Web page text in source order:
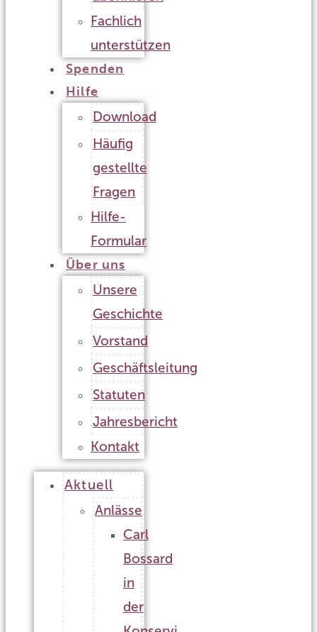
Fachlich
unterstützen
Spenden
Hilfe
Download
Häufig
gestellte
Fragen
Hilfe-
Formular
Über uns
Unsere
Geschichte
Vorstand
Geschäftsleitung
Statuten
Jahresbericht
Kontakt
Aktuell
Anlässe
Carl
Bossard
in
der